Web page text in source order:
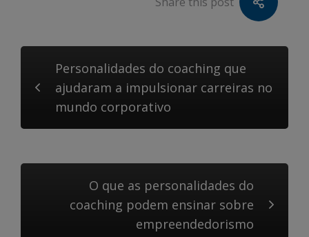
Personalidades do coaching que
ajudaram a impulsionar carreiras no
mundo corporativo
O que as personalidades do
coaching podem ensinar sobre
empreendedorismo